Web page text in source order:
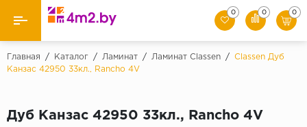
Назад Назад
Плинтус
0 0 0
Главная / Каталог / Ламинат / Ламинат Сlassen /
Classen Дуб
Канзас 42950 33кл., Rancho 4V
Дуб Канзас 42950 33кл., Rancho 4V